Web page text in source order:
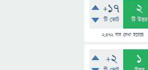
+17
টি ভোট
2
টি উত্তর
2,372বার দেখা হয়েছে
+2 1